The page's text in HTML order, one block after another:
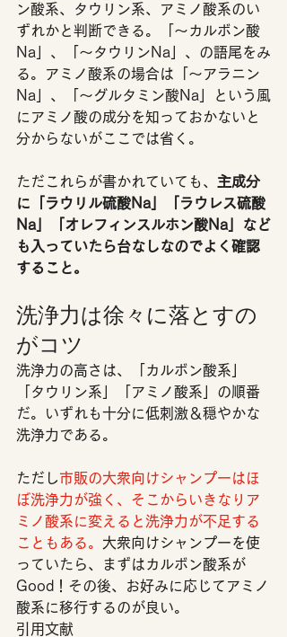
ン酸系、タウリン系、アミノ酸系のい
ずれかと判断できる。「～カルボン酸
Na」、「～タウリンNa」、の語尾をみ
る。アミノ酸系の場合は「～アラニン
Na」、「～グルタミン酸Na」という風
にアミノ酸の成分を知っておかないと
分からないがここでは省く。
ただこれらが書かれていても、 主成分
に「ラウリル硫酸Na」「ラウレス硫酸
Na」「オレフィンスルホン酸Na」など
も入っていたら台なしなのでよく確認
すること。
洗浄力は徐々に落とすの
がコツ
洗浄力の高さは、「カルボン酸系」
「タウリン系」「アミノ酸系」の順番
だ。いずれも十分に低刺激＆穏やかな
洗浄力である。
ただし市販の大衆向けシャンプーはほ
ぼ洗浄力が強く、そこからいきなりア
ミノ酸系に変えると洗浄力が不足する
こともある。 大衆向けシャンプーを使
っていたら、まずはカルボン酸系が
Good！その後、お好みに応じてアミノ
酸系に移行するのが良い。
引用文献